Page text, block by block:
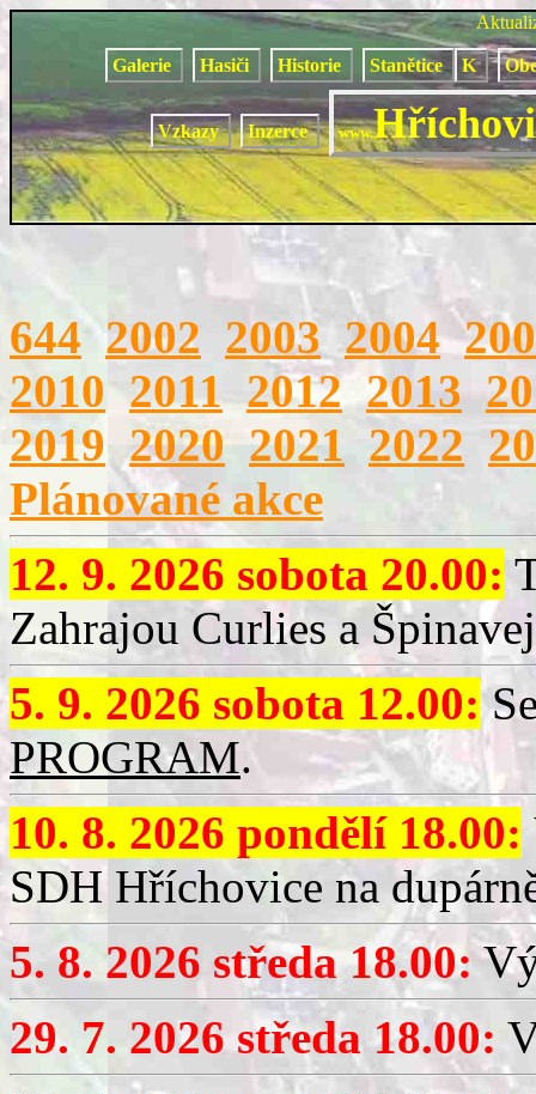
Galerie Hasiči Historie Stanětice K
Vzkazy Inzerce www.
644 2002 2003 2004
2010 2011 2012 2013
2019 2020 2021 2022
Plánované akce
12. 9. 2026 sobota 20.00:
Zahrajou Curlies a
5. 9. 2026 sobota 12.00:
PROGRAM.
10. 8. 2026 pondělí 18.00:
SDH Hříchovice na
5. 8. 2026 středa 18.00:
29. 7. 2026 středa 18.00: